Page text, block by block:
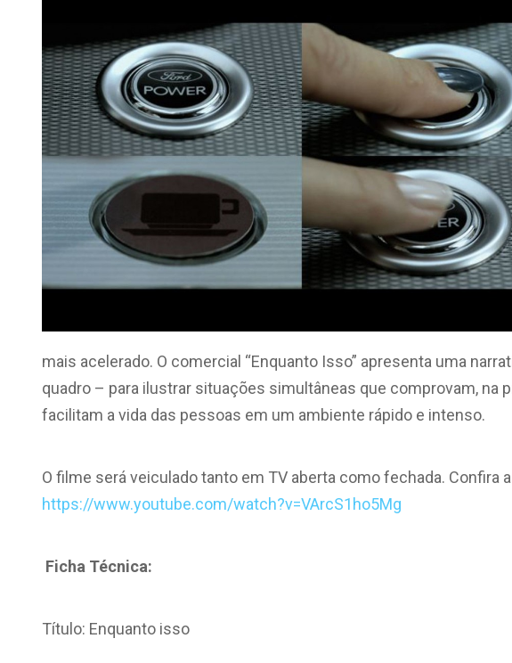
mais acelerado. O comercial “Enquanto Isso” apresenta uma
quadro – para ilustrar situações simultâneas que comprovam, na
facilitam a vida das pessoas em um ambiente rápido e intenso.
O filme será veiculado tanto em TV aberta como fechada. Confira
https://www.youtube.com/watch?v=VArcS1ho5Mg
Ficha Técnica:
Título: Enquanto isso